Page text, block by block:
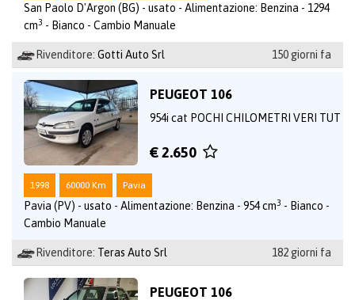
San Paolo D'Argon (BG) - usato - Alimentazione: Benzina - 1294
cm3 - Bianco - Cambio Manuale
Rivenditore: Gotti Auto Srl 150 giorni fa
PEUGEOT 106
954i cat POCHI CHILOMETRI VERI TUT
€ 2.650
1998 60000 Km Pavia
Pavia (PV) - usato - Alimentazione: Benzina - 954 cm3 - Bianco -
Cambio Manuale
Rivenditore: Teras Auto Srl 182 giorni fa
PEUGEOT 106